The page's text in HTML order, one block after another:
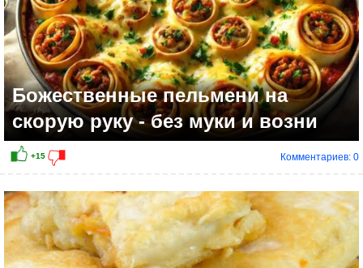
+6
Божественные пельмени на
скорую руку - без муки и возни
Комментариев: 0